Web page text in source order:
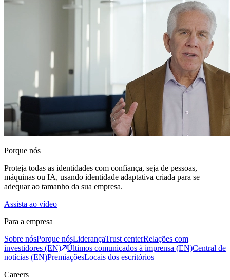
Porque nós
Proteja todas as identidades com confiança, seja de pessoas,
máquinas ou IA, usando identidade adaptativa criada para se
adequar ao tamanho da sua empresa.
Assista ao vídeo
Para a empresa
Sobre nósPorque nósLiderançaTrust centerRelações com
investidores (EN)
Últimos comunicados à imprensa (EN)Central de
notícias (EN)PremiaçõesLocais dos escritórios
Careers